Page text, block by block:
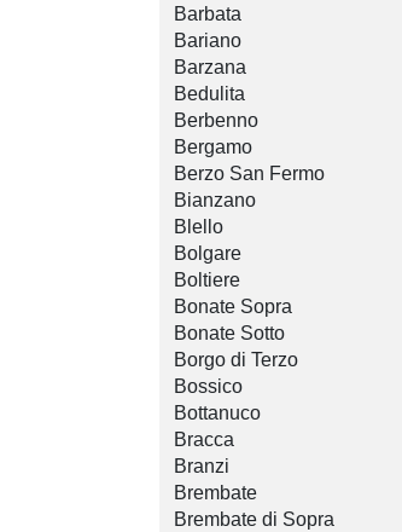
Barbata
Bariano
Barzana
Bedulita
Berbenno
Bergamo
Berzo San Fermo
Bianzano
Blello
Bolgare
Boltiere
Bonate Sopra
Bonate Sotto
Borgo di Terzo
Bossico
Bottanuco
Bracca
Branzi
Brembate
Brembate di Sopra